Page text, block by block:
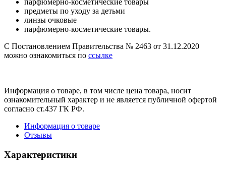
предметы по уходу за детьми
линзы очковые
парфюмерно-косметические товары.
С Постановлением Правительства № 2463 от 31.12.2020
можно ознакомиться по ссылке
Информация о товаре, в том числе цена товара, носит
ознакомительный характер и не является публичной офертой
согласно ст.437 ГК РФ.
Информация о товаре
Отзывы
Характеристики